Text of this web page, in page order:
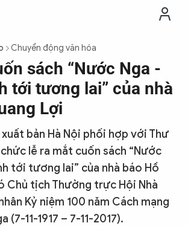
BÌNH
DÂN
Chuyển động văn hóa
sách “Nước Nga -
tới tương lai” của nhà
Lợi
xuất bản Hà Nội phối hợp với Thư
lễ ra mắt cuốn sách “Nước
tới tương lai” của nhà báo Hồ
Chủ tịch Thường trực Hội Nhà
Kỷ niệm 100 năm Cách mạng
(7-11-1917 – 7-11-2017).